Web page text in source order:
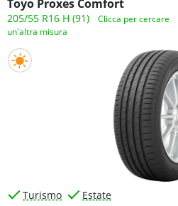
Toyo Proxes Comfort
205/55 R16 H (91)
Clicca per cercare
un'altra misura
Turismo Estate